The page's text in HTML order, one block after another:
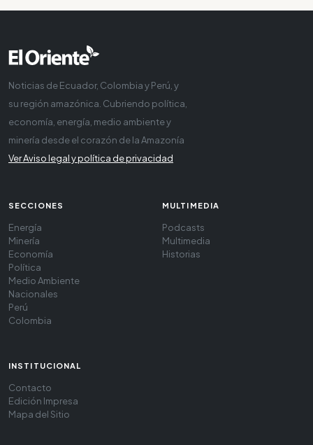
Noticias de Ecuador, Colombia y Perú, y
su región amazónica. Cubriendo política,
economía, energía, medio ambiente y
minería desde el corazón de la Amazonía
Ver Aviso legal y política de privacidad
SECCIONES
Energía
Minería
Economía
Política
Medio Ambiente
Nacionales
Perú
Colombia
MULTIMEDIA
Podcasts
Multimedia
Historias
INSTITUCIONAL
Contacto
Edición Impresa
Mapa del Sitio